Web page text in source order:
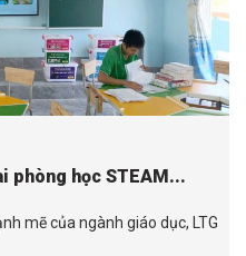
phòng học STEAM...
mẽ của ngành giáo dục, LTG